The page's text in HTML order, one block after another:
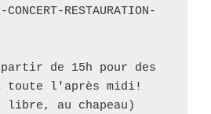
RESTAURATION-
partir de 15h pour des
toute l'après midi!
au chapeau)